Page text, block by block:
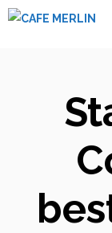
Zum